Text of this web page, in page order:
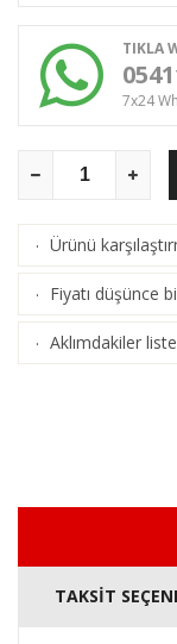
TIKLA
7x24
· Ürünü
· Fiyatı düşünce
· Aklımdakiler
TAKSİT